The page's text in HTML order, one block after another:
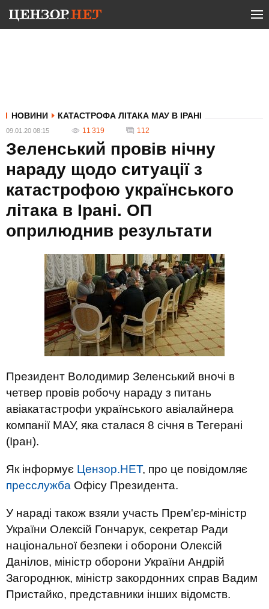
НОВИНИ КАТАСТРОФА ЛІТАКА МАУ В ІРАНІ
09.01.20 08:15 11 319 112
Зеленський провів нічну
нараду щодо ситуації з
катастрофою українського
літака в Ірані. ОП
оприлюднив результати
Президент Володимир Зеленський вночі в
четвер провів робочу нараду з питань
авіакатастрофи українського авіалайнера
компанії МАУ, яка сталася 8 січня в Тегерані
(Іран).
Як інформує Цензор.НЕТ, про це повідомляє
пресслужба Офісу Президента.
У нараді також взяли участь Прем'єр-міністр
України Олексій Гончарук, секретар Ради
національної безпеки і оборони Олексій
Данілов, міністр оборони України Андрій
Загороднюк, міністр закордонних справ Вадим
Пристайко, представники інших відомств.